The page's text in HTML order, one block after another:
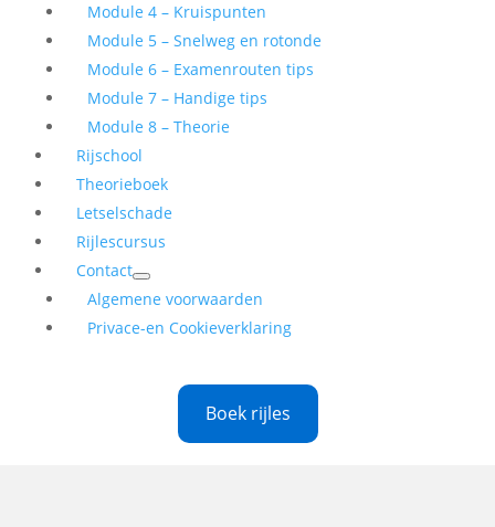
Module 4 – Kruispunten
Module 5 – Snelweg en rotonde
Module 6 – Examenrouten tips
Module 7 – Handige tips
Module 8 – Theorie
Rijschool
Theorieboek
Letselschade
Rijlescursus
Contact
Algemene voorwaarden
Privace-en Cookieverklaring
Boek rijles